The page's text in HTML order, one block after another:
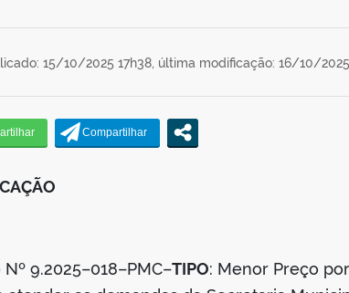
15/10/2025 17h38, última modificação: 16/10/
9.2025–018–PMC–TIPO: Menor Preço